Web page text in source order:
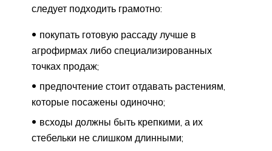
следует подходить грамотно:
покупать готовую рассаду лучше в
агрофирмах либо специализированных
точках продаж;
предпочтение стоит отдавать растениям,
которые посажены одиночно;
всходы должны быть крепкими, а их
стебельки не слишком длинными;